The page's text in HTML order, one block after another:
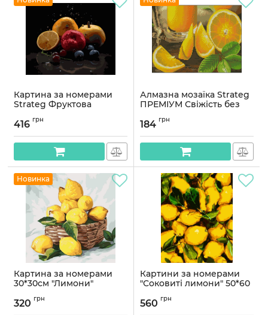
Картина за номерами
Strateg Фруктова
фоні 40Х50 (AH1245)
Артикул:AH1245
416 грн
Алмазна мозаїка Strateg
ПРЕМІУМ Свіжість без
30х40 см (ZAV3040-52)
Артикул:ZAV3040-52
184 грн
Новинка
Картина за номерами
30*30см "Лимони"
320 грн
Картини за номерами
"Соковиті лимони" 50*60
Артикул:
560 грн